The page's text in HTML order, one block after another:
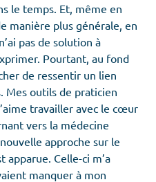
le temps. Et, même en
manière plus générale, en
pas de solution à
Pourtant, au fond
de ressentir un lien
Mes outils de praticien
travailler avec le cœur
vers la médecine
approche sur le
apparue. Celle-ci m’a
manquer à mon